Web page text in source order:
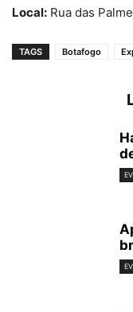
Local: Rua das
TAGS Botafogo